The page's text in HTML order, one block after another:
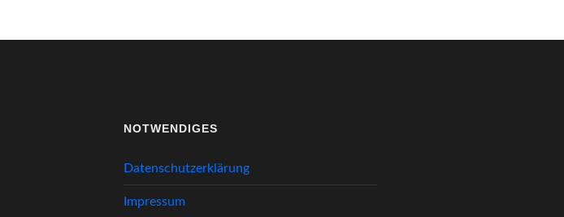
NOTWENDIGES
Datenschutzerklärung
Impressum